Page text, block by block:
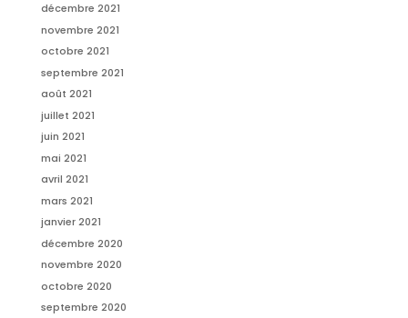
décembre 2021
novembre 2021
octobre 2021
septembre 2021
août 2021
juillet 2021
juin 2021
mai 2021
avril 2021
mars 2021
janvier 2021
décembre 2020
novembre 2020
octobre 2020
septembre 2020